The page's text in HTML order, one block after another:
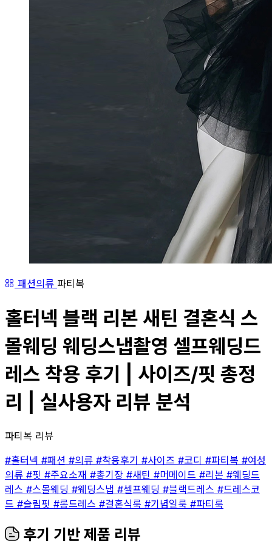
패션의류 파티복
홀터넥 블랙 리본 새틴 결혼식 스
몰웨딩 웨딩스냅촬영 셀프웨딩드
레스 착용 후기 | 사이즈/핏 총정
리 | 실사용자 리뷰 분석
파티복 리뷰
#홀터넥 #패션 #의류 #착용후기 #사이즈 #코디 #파티복 #여성
의류 #핏 #주요소재 #총기장 #새틴 #머메이드 #리본 #웨딩드
레스 #스몰웨딩 #웨딩스냅 #셀프웨딩 #블랙드레스 #드레스코
드 #슬림핏 #롱드레스 #결혼식룩 #기념일룩 #파티룩
후기 기반 제품 리뷰